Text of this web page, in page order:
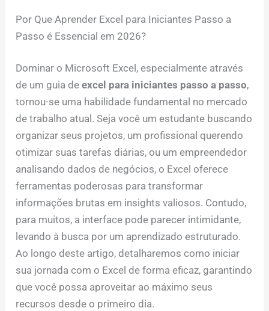
Por Que Aprender Excel para Iniciantes Passo a
Passo é Essencial em 2026?
Dominar o Microsoft Excel, especialmente através
de um guia deexcel para iniciantes passo a passo,
tornou-se uma habilidade fundamental no mercado
de trabalho atual. Seja você um estudante buscando
organizar seus projetos, um profissional querendo
otimizar suas tarefas diárias, ou um empreendedor
analisando dados de negócios, o Excel oferece
ferramentas poderosas para transformar
informações brutas em insights valiosos. Contudo,
para muitos, a interface pode parecer intimidante,
levando à busca por um aprendizado estruturado.
Ao longo deste artigo, detalharemos como iniciar
sua jornada com o Excel de forma eficaz, garantindo
que você possa aproveitar ao máximo seus
recursos desde o primeiro dia.